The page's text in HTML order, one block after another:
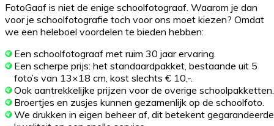
FotoGaaf is niet de enige schoolfotograaf. Waarom je dan
voor je schoolfotografie toch voor ons moet kiezen? Omdat
we een heleboel voordelen te bieden hebben:
Een schoolfotograaf met ruim 30 jaar ervaring.
Een scherpe prijs: het standaardpakket, bestaande uit 5
foto’s van 13×18 cm, kost slechts € 10,-.
Ook aantrekkelijke prijzen voor de overige schoolpakketten.
Broertjes en zusjes kunnen gezamenlijk op de schoolfoto.
We drukken in eigen beheer af, dit betekent gegarandeerde